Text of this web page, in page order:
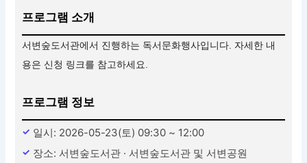
프로그램 소개
서변숲도서관에서 진행하는 독서문화행사입니다. 자세한 내
용은 신청 링크를 참고하세요.
프로그램 정보
일시: 2026-05-23(토) 09:30 ~ 12:00
장소: 서변숲도서관 · 서변숲도서관 및 서변공원